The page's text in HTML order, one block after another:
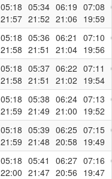
05:18
21:57
05:34
21:52
06:19
21:06
07:08
19:59
05:18
21:58
05:36
21:51
06:21
21:04
07:10
19:56
05:18
21:58
05:37
21:51
06:22
21:02
07:11
19:54
05:18
21:59
05:38
21:49
06:24
21:00
07:13
19:52
05:18
21:59
05:39
21:48
06:25
20:58
07:15
19:49
05:18
22:00
05:41
21:47
06:27
20:56
07:16
19:47